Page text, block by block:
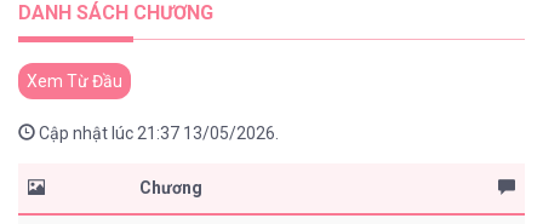
DANH SÁCH CHƯƠNG
Xem Từ Đầu
Cập nhật lúc 21:37 13/05/2026.
Chương